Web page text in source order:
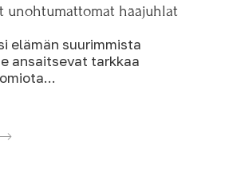
hääjuhlat
elämän suurimmista
ansaitsevat tarkkaa